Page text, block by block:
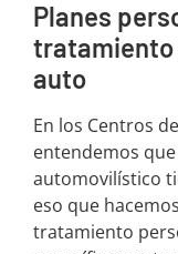
Planes
tratamiento
auto
En los Centros
entendemos
automovilístico
eso que
tratamiento